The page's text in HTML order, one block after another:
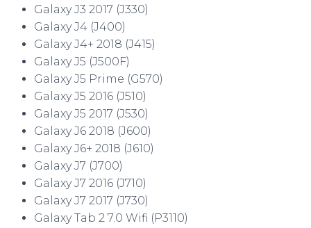
Galaxy J3 2017 (J330)
Galaxy J4 (J400)
Galaxy J4+ 2018 (J415)
Galaxy J5 (J500F)
Galaxy J5 Prime (G570)
Galaxy J5 2016 (J510)
Galaxy J5 2017 (J530)
Galaxy J6 2018 (J600)
Galaxy J6+ 2018 (J610)
Galaxy J7 (J700)
Galaxy J7 2016 (J710)
Galaxy J7 2017 (J730)
Galaxy Tab 2 7.0 Wifi (P3110)